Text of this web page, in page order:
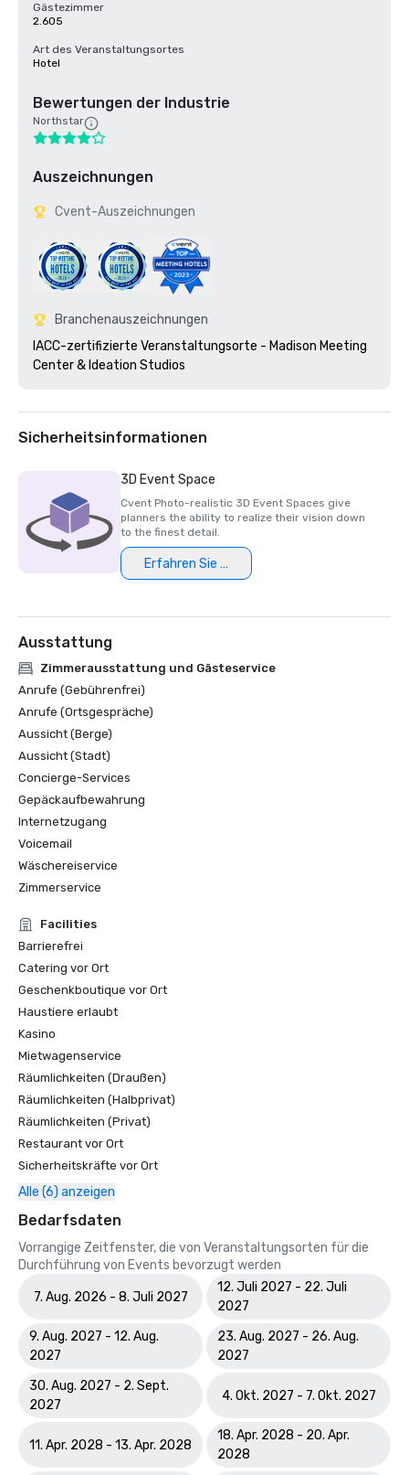
Gästezimmer
2.605
Art des Veranstaltungsortes
Hotel
Bewertungen der Industrie
Northstar
Auszeichnungen
Cvent-Auszeichnungen
Branchenauszeichnungen
IACC-zertifizierte Veranstaltungsorte - Madison Meeting
Sicherheitsinformationen
3D Event Space
Cvent Photo-realistic 3D Event Spaces give
planners the ability to realize their vision down
to the finest detail.
Erfahren Sie mehr
Ausstattung
Zimmerausstattung und Gästeservice
Anrufe (Gebührenfrei)
Anrufe (Ortsgespräche)
Aussicht (Berge)
Aussicht (Stadt)
Concierge-Services
Gepäckaufbewahrung
Internetzugang
Voicemail
Wäschereiservice
Zimmerservice
Facilities
Barrierefrei
Catering vor Ort
Geschenkboutique vor Ort
Haustiere erlaubt
Kasino
Mietwagenservice
Räumlichkeiten (Draußen)
Räumlichkeiten (Halbprivat)
Räumlichkeiten (Privat)
Restaurant vor Ort
Sicherheitskräfte vor Ort
Alle (6) anzeigen
Bedarfsdaten
Vorrangige Zeitfenster, die von Veranstaltungsorten für die
Durchführung von Events bevorzugt werden
7. Aug. 2026 - 8. Juli 2027
12. Juli 2027 - 22. Juli
2027
9. Aug. 2027 - 12. Aug.
2027
23. Aug. 2027 - 26. Aug.
2027
30. Aug. 2027 - 2. Sept.
2027
4. Okt. 2027 - 7. Okt. 2027
11. Apr. 2028 - 13. Apr. 2028
18. Apr. 2028 - 20. Apr.
2028